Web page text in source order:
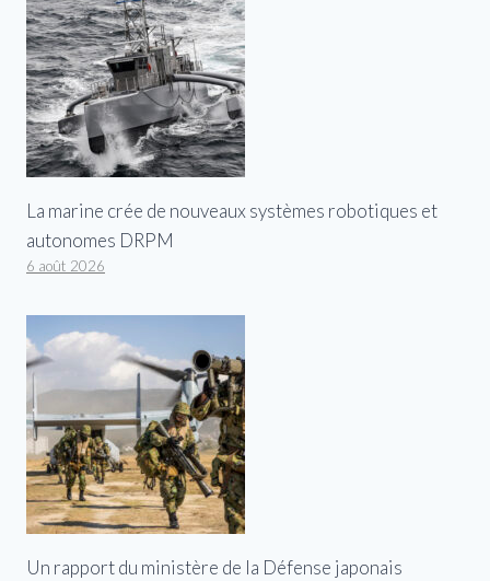
La marine crée de nouveaux systèmes robotiques et
autonomes DRPM
6 août 2026
Un rapport du ministère de la Défense japonais